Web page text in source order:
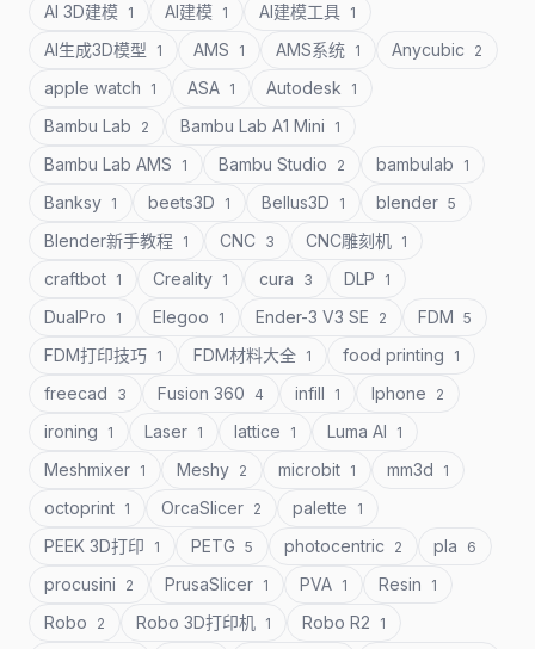
AI 3D建模 1 AI建模 1 AI建模工具 1
AI生成3D模型 1 AMS 1 AMS系统 1 Anycubic 2
apple watch 1 ASA 1 Autodesk 1
Bambu Lab 2 Bambu Lab A1 Mini 1
Bambu Lab AMS 1 Bambu Studio 2 bambulab 1
Banksy 1 beets3D 1 Bellus3D 1 blender 5
Blender新手教程 1 CNC 3 CNC雕刻机 1
craftbot 1 Creality 1 cura 3 DLP 1
DualPro 1 Elegoo 1 Ender-3 V3 SE 2 FDM 5
FDM打印技巧 1 FDM材料大全 1 food printing 1
freecad 3 Fusion 360 4 infill 1 Iphone 2
ironing 1 Laser 1 lattice 1 Luma AI 1
Meshmixer 1 Meshy 2 microbit 1 mm3d 1
octoprint 1 OrcaSlicer 2 palette 1
PEEK 3D打印 1 PETG 5 photocentric 2 pla 6
procusini 2 PrusaSlicer 1 PVA 1 Resin 1
Robo 2 Robo 3D打印机 1 Robo R2 1